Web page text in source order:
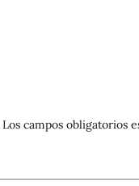
Los campos obligatorios